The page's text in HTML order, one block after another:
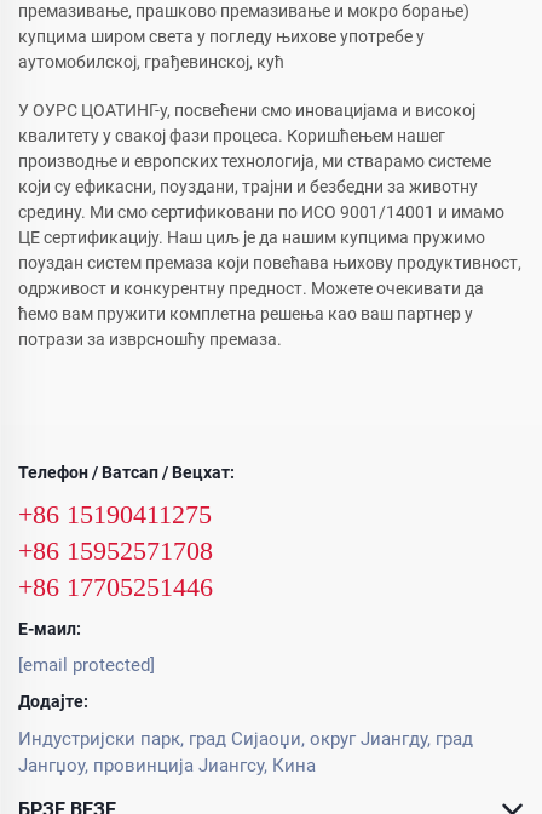
премазивање, прашково премазивање и мокро борање)
купцима широм света у погледу њихове употребе у
аутомобилској, грађевинској, кућ
У ОУРС ЦОАТИНГ-у, посвећени смо иновацијама и високој
квалитету у свакој фази процеса. Коришћењем нашег
производње и европских технологија, ми стварамо системе
који су ефикасни, поуздани, трајни и безбедни за животну
средину. Ми смо сертификовани по ИСО 9001/14001 и имамо
ЦЕ сертификацију. Наш циљ је да нашим купцима пружимо
поуздан систем премаза који повећава њихову продуктивност,
одрживост и конкурентну предност. Можете очекивати да
ћемо вам пружити комплетна решења као ваш партнер у
потрази за изврсношћу премаза.
Телефон / Ватсап / Вецхат:
+86 15190411275
+86 15952571708
+86 17705251446
Е-маил:
[email protected]
Додајте:
Индустријски парк, град Сијаоџи, округ Јиангду, град
Јангџоу, провинција Јиангсу, Кина